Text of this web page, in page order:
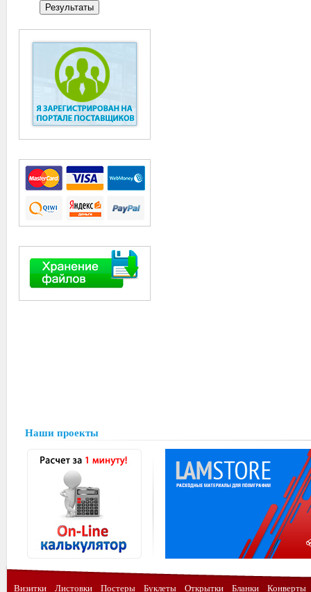
Наши проекты
Визитки Листовки Постеры Буклеты Открытки Бланки Конверты